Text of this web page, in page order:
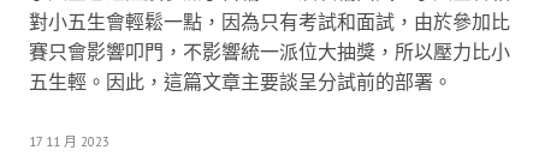
對小五生會輕鬆一點，因為只有考試和面試，由於參加比
賽只會影響叩門，不影響統一派位大抽獎，所以壓力比小
五生輕。因此，這篇文章主要談呈分試前的部署。
17 11 月 2023